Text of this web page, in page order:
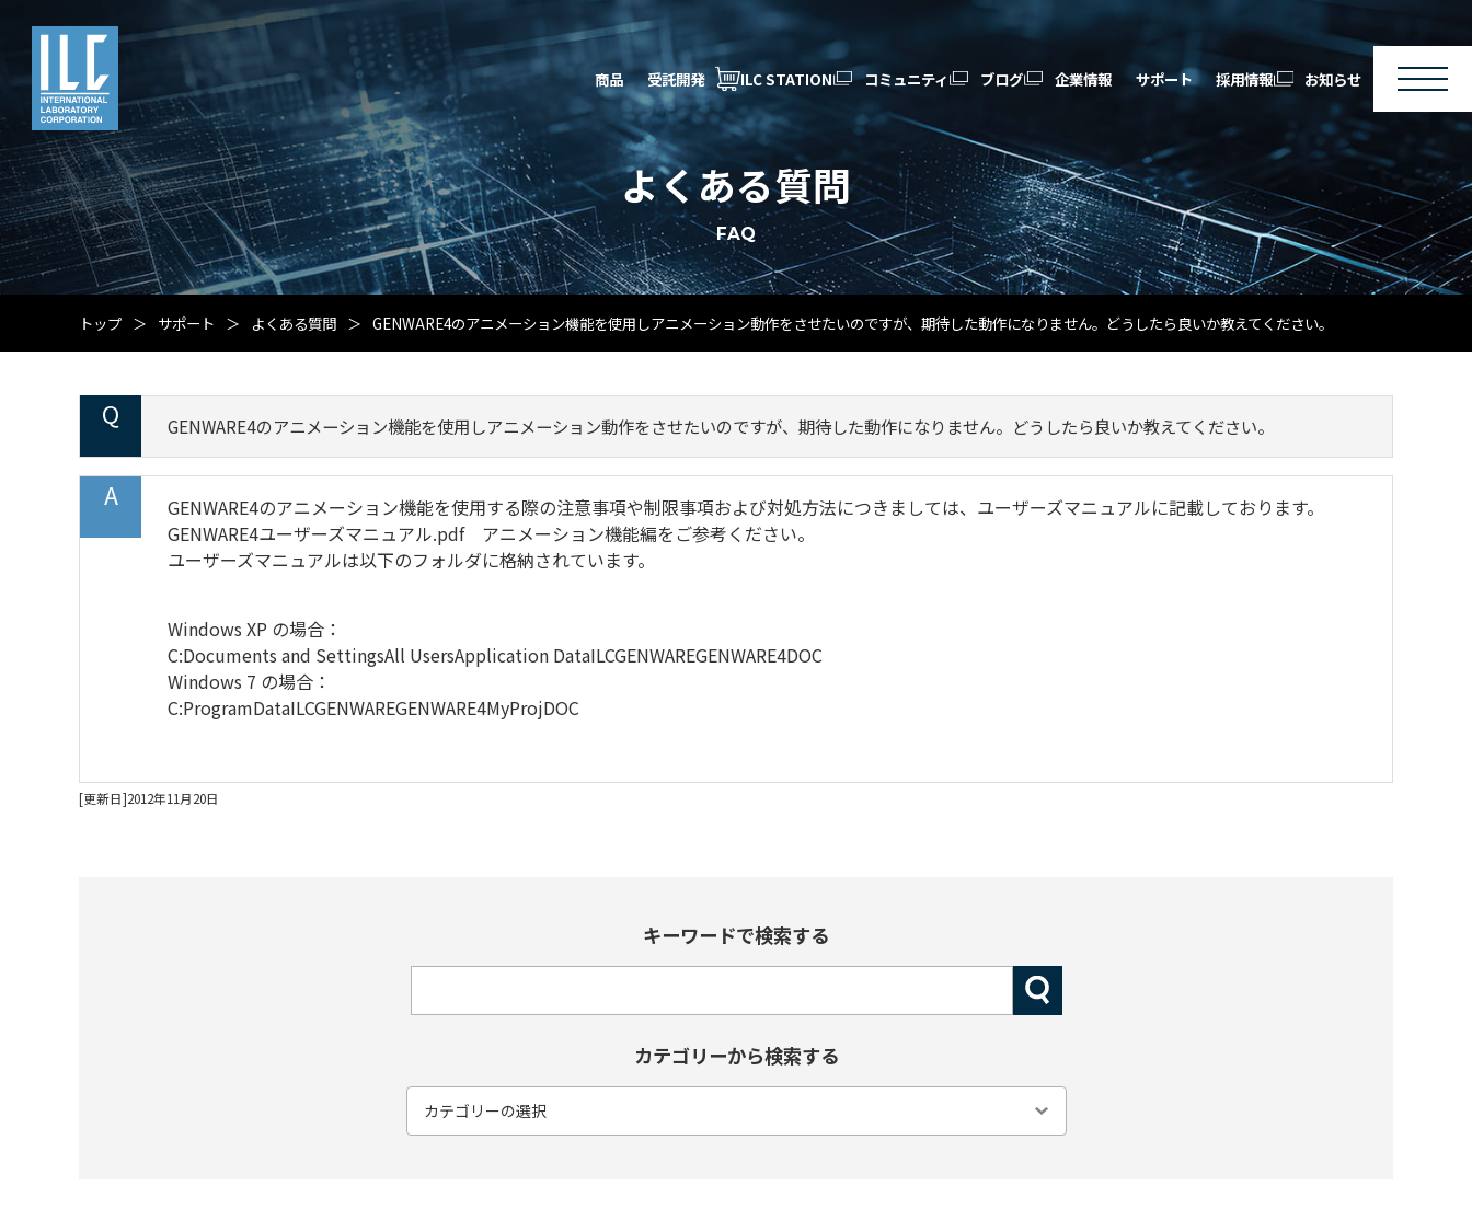
商品 受託開発 ILC STATION コミュニティ ブログ 企業情報 サポート 採用情報 お知らせ
よくある質問
FAQ
トップ サポート よくある質問 GENWARE4のアニメーション機能を使用しアニメーション動作をさせたいのですが、期待した動作になりません。どうしたら良いか教えてください。
GENWARE4のアニメーション機能を使用しアニメーション動作をさせたいのですが、期待した動作になりません。どうしたら良いか教えてください。
GENWARE4のアニメーション機能を使用する際の注意事項や制限事項および対処方法につきましては、ユーザーズマニュアルに記載しております。
GENWARE4ユーザーズマニュアル.pdf アニメーション機能編をご参考ください。
ユーザーズマニュアルは以下のフォルダに格納されています。
Windows XP の場合：
C:Documents and SettingsAll UsersApplication DataILCGENWAREGENWARE4DOC
Windows 7 の場合：
C:ProgramDataILCGENWAREGENWARE4MyProjDOC
[更新日]2012年11月20日
キーワードで検索する
カテゴリーから検索する